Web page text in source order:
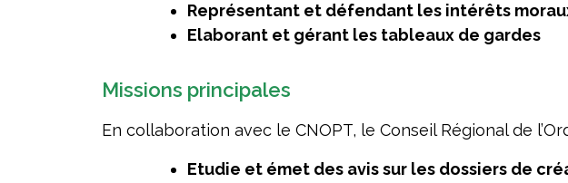
Représentant et défendant les intérêts
Elaborant et gérant les tableaux de gardes
Missions principales
En collaboration avec le CNOPT, le Conseil Régional de
Etudie et émet des avis sur les dossiers de